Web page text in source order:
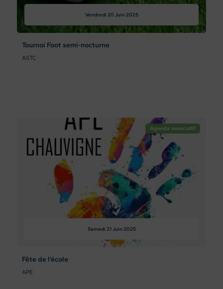
Vendredi 20 Juin 2025
Tournoi Foot semi-nocturne
ASTC
Agenda associatif
Samedi 21 Juin 2025
Fête de l’école
APE